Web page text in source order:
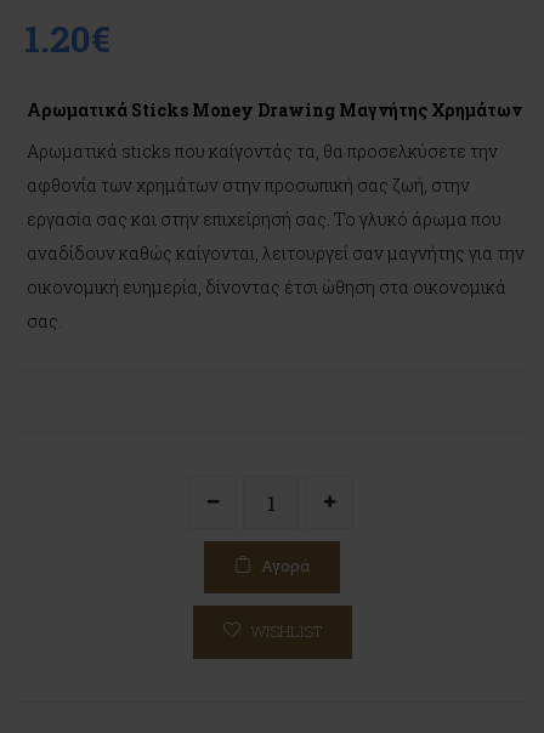
1.20€
Αρωματικά Sticks Money Drawing Μαγνήτης Χρημάτων
Αρωματικά sticks που καίγοντάς τα, θα προσελκύσετε την
αφθονία των χρημάτων στην προσωπική σας ζωή, στην
εργασία σας και στην επιχείρησή σας. Το γλυκό άρωμα που
αναδίδουν καθώς καίγονται, λειτουργεί σαν μαγνήτης για την
οικονομική ευημερία, δίνοντας έτσι ώθηση στα οικονομικά
σας.
Αγορά
WISHLIST